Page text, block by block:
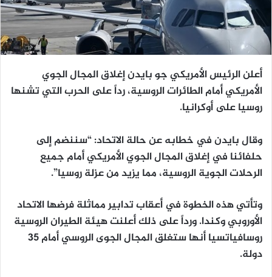
أعلن الرئيس الأمريكي جو بايدن إغلاق المجال الجوي
الأمريكي أمام الطائرات الروسية، رداً على الحرب التي تشنها
روسيا على أوكرانيا.
وقال بايدن في خطابه عن حالة الاتحاد: “سننضم إلى
حلفائنا في إغلاق المجال الجوي الأمريكي أمام جميع
الرحلات الجوية الروسية، مما يزيد من عزلة روسيا”.
وتأتي هذه الخطوة في أعقاب تدابير مماثلة فرضها الاتحاد
الأوروبي وكندا. ورداً على ذلك أعلنت هيئة الطيران الروسية
روسافياتسيا أنها ستغلق المجال الجوى الروسي أمام 35
دولة.